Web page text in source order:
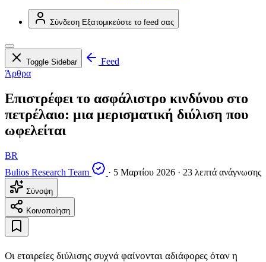
Σύνδεση Εξατομικεύστε το feed σας
Toggle Sidebar
Feed
Άρθρα
Επιστρέφει το ασφάλιστρο κινδύνου στο
πετρέλαιο: μια μερισματική διύλιση που
ωφελείται
BR
Bulios Research Team
· 5 Μαρτίου 2026 · 23 λεπτά ανάγνωσης
Σύνοψη
Κοινοποίηση
Οι εταιρείες διύλισης συχνά φαίνονται αδιάφορες όταν η